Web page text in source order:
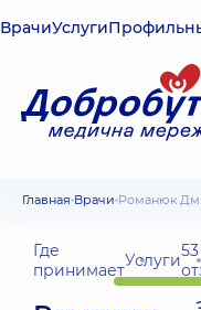
ВрачиУслуги
Главная Врачи Романюк
Где
принимаетУслуги53